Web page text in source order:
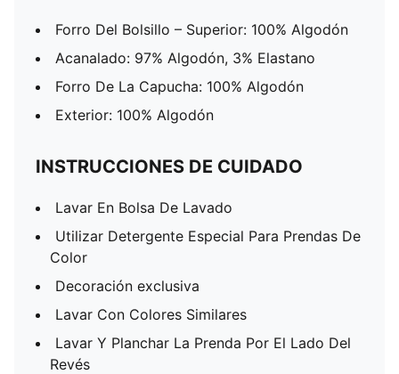
Forro Del Bolsillo – Superior: 100% Algodón
Acanalado: 97% Algodón, 3% Elastano
Forro De La Capucha: 100% Algodón
Exterior: 100% Algodón
INSTRUCCIONES DE CUIDADO
Lavar En Bolsa De Lavado
Utilizar Detergente Especial Para Prendas De
Color
Decoración exclusiva
Lavar Con Colores Similares
Lavar Y Planchar La Prenda Por El Lado Del
Revés